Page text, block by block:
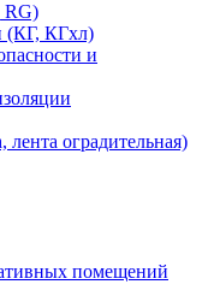
RG)
(КГ, КГхл)
и
оградительная)
помещений